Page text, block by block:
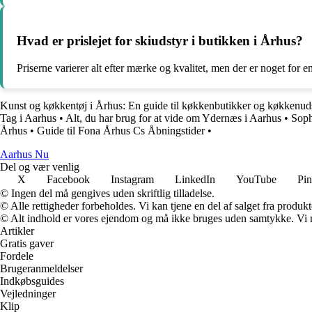
Hvad er prislejet for skiudstyr i butikken i Århus?
Priserne varierer alt efter mærke og kvalitet, men der er noget for
Kunst og køkkentøj i Århus: En guide til køkkenbutikker og
Tag i Aarhus • Alt, du har brug for at vide om Ydernæs i Aarhus •
Århus • Guide til Fona Århus Cs Åbningstider•
Aarhus Nu
Del og vær venlig
X
Facebook Instagram LinkedIn YouTube
© Ingen del må gengives uden skriftlig tilladelse.
© Alle rettigheder forbeholdes. Vi kan tjene en del af salget fra
© Alt indhold er vores ejendom og må ikke bruges uden samtykke.
Artikler
Gratis gaver
Fordele
Brugeranmeldelser
Indkøbsguides
Vejledninger
Klip